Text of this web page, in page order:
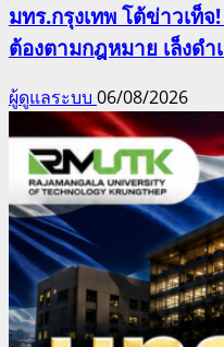
มทร.กรุงเทพ โต้ข่าวเท็
ต้องตามกฎหมาย เล็งด
ผู้ดูแลระบบ 06/08/2026